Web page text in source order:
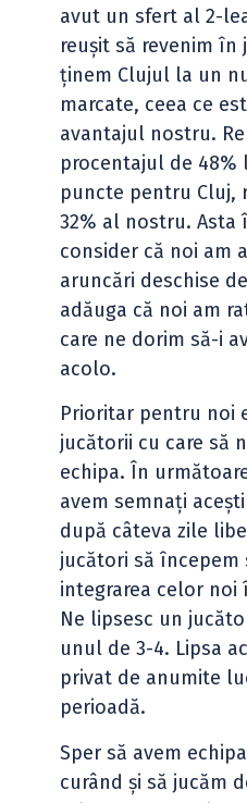
avut un sfert al 2-
reușit să revenim în
ținem Clujul la un
marcate, ceea ce
avantajul nostru.
procentajul de 48%
puncte pentru Cluj,
32% al nostru.
consider că noi am
aruncări deschise
adăuga că noi am
care ne dorim să-i
acolo.
Prioritar pentru noi
jucătorii cu care să
echipa. În
avem semnați
după câteva zile
jucători să începem
integrarea celor
Ne lipsesc un
unul de 3-4. Lipsa
privat de anumite
perioadă.
Sper să avem
curând și să jucăm